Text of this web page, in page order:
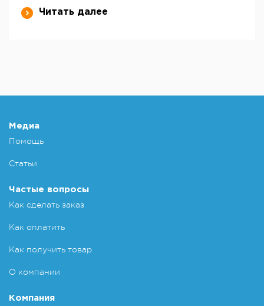
Читать далее
Медиа
Помощь
Статьи
Частые вопросы
Как сделать заказ
Как оплатить
Как получить товар
О компании
Компания